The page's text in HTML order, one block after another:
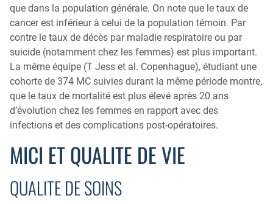
que dans la population générale. On note que le taux de
cancer est inférieur à celui de la population témoin. Par
contre le taux de décès par maladie respiratoire ou par
suicide (notamment chez les femmes) est plus important.
La même équipe (T Jess et al. Copenhague), étudiant une
cohorte de 374 MC suivies durant la même période montre,
que le taux de mortalité est plus élevé après 20 ans
d’évolution chez les femmes en rapport avec des
infections et des complications post-opératoires.
MICI ET QUALITE DE VIE
QUALITE DE SOINS